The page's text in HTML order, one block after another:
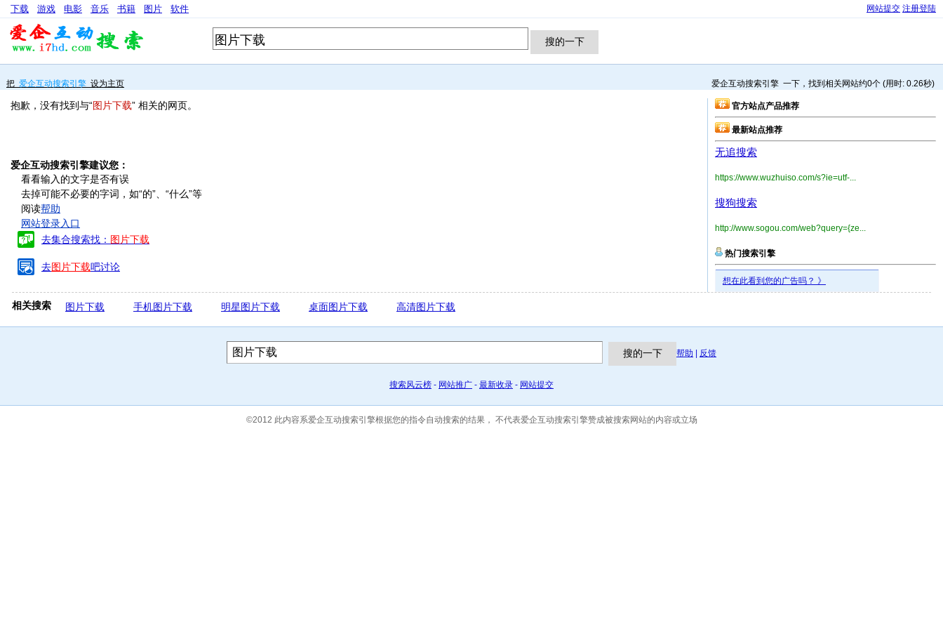
网站提交 注册登陆
下载 游戏 电影 音乐 书籍 图片 软件
把 爱企互动搜索引擎 设为主页 爱企互动搜索引擎 一下，找到相关网站约0个 (用时: 0.26秒)
官方站点产品推荐
最新站点推荐
无追搜索
https://www.wuzhuiso.com/s?ie=utf-...
搜狗搜索
http://www.sogou.com/web?query={ze...
热门搜索引擎
想在此看到您的广告吗？ 》
抱歉，没有找到与“图片下载” 相关的网页。
爱企互动搜索引擎建议您：
看看输入的文字是否有误
去掉可能不必要的字词，如“的”、“什么”等
阅读帮助
网站登录入口
去集合搜索找： 图片下载
去图片下载吧讨论
相关搜索 图片下载 手机图片下载 明星图片下载 桌面图片下载 高清图片下载
帮助 | 反馈
搜索风云榜 - 网站推广 - 最新收录 - 网站提交
©2012 此内容系爱企互动搜索引擎根据您的指令自动搜索的结果， 不代表爱企互动搜索引擎赞成被搜索网站的内容或立场